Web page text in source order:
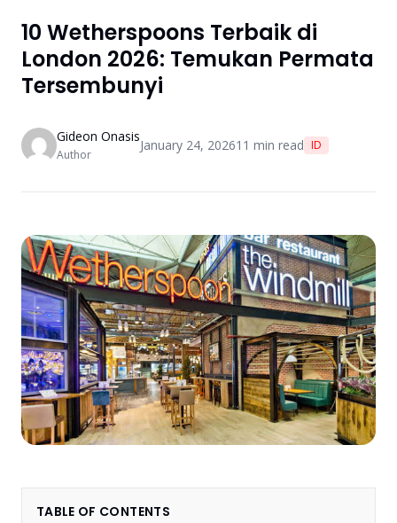
10 Wetherspoons Terbaik di
London 2026: Temukan Permata
Tersembunyi
Gideon Onasis
Author
January 24, 202611 min read ID
TABLE OF CONTENTS